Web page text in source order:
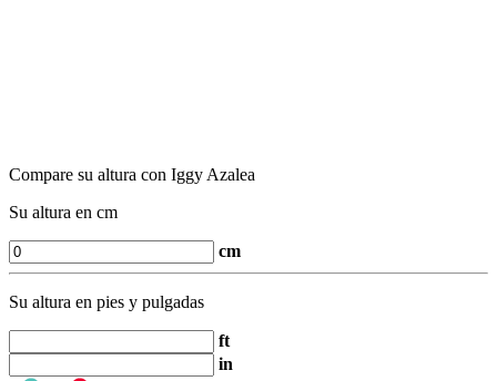
Compare su altura con Iggy Azalea
Su altura en cm
cm
Su altura en pies y pulgadas
ft
in